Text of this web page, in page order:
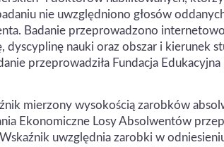
nie uwzględniono głosów
Badanie przeprowadzono
dyscyplinę nauki oraz obszar i kierunek
przeprowadziła Fundacja Edukacyjna
mierzony wysokością zarobków
Ekonomiczne Losy Absolwentów
uwzględnia zarobki w